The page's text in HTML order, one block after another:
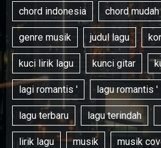
chord indonesia chord mudah
genre musik judul lagu
kuci lirik lagu kunci gitar
lagi romantis ' lagu romantis '
lagu terbaru lagu terindah
lirik lagu musik musik